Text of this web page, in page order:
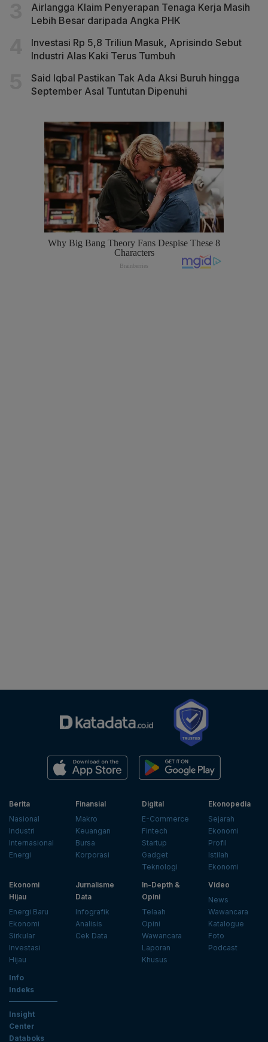
Airlangga Klaim Penyerapan Tenaga Kerja Masih
Lebih Besar daripada Angka PHK
Investasi Rp 5,8 Triliun Masuk, Aprisindo Sebut
Industri Alas Kaki Terus Tumbuh
Said Iqbal Pastikan Tak Ada Aksi Buruh hingga
September Asal Tuntutan Dipenuhi
Berita
Nasional
Industri
Internasional
Energi
Finansial
Makro
Keuangan
Bursa
Korporasi
Digital
E-Commerce
Fintech
Startup
Gadget
Teknologi
Ekonopedia
Sejarah
Ekonomi
Profil
Istilah
Ekonomi
Ekonomi
Hijau
Energi Baru
Ekonomi
Sirkular
Investasi
Hijau
Jurnalisme
Data
Infografik
Analisis
Cek Data
In-Depth &
Opini
Telaah
Opini
Wawancara
Laporan
Khusus
Video
News
Wawancara
Katalogue
Foto
Podcast
Info
Indeks
Insight
Center
Databoks